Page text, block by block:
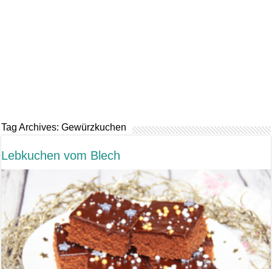
Tag Archives:Gewürzkuchen
Lebkuchen vom Blech